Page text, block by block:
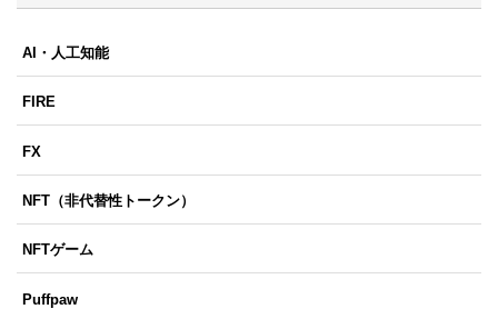
AI・人工知能
FIRE
FX
NFT（非代替性トークン）
NFTゲーム
Puffpaw